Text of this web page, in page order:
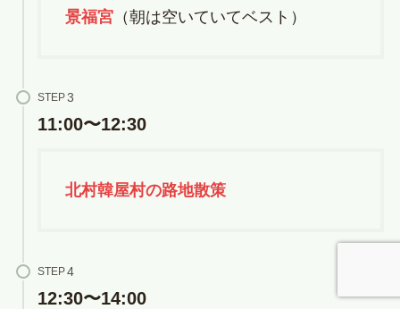
景福宮（朝は空いていてベスト）
STEP
11:00〜12:30
北村韓屋村の路地散策
STEP
12:30〜14:00